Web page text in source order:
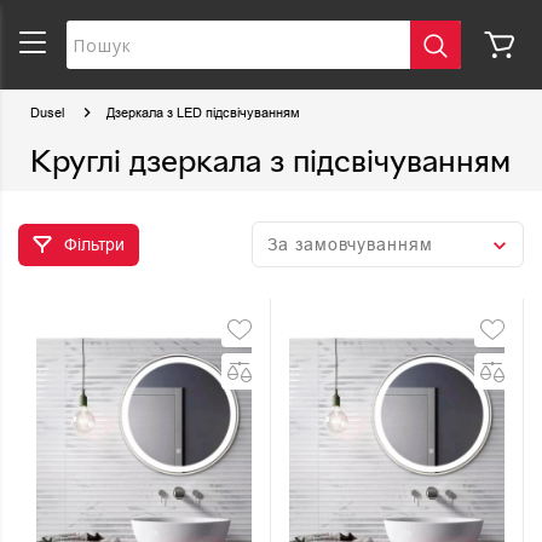
Dusel Дзеркала з LED підсвічуванням
Круглі дзеркала з підсвічуванням
Фільтри